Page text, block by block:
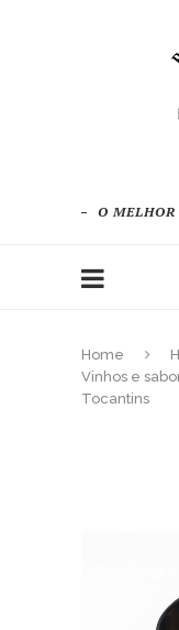
O
Home
Vinhos e
Tocantins